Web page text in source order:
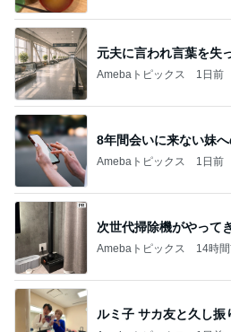
元夫に言われ言葉を失
Amebaトピックス 1日前
8年間会いに来ない妹
Amebaトピックス 1日前
次世代掃除機がやって
Amebaトピックス 14時
ルミ子 サカ友と久し振